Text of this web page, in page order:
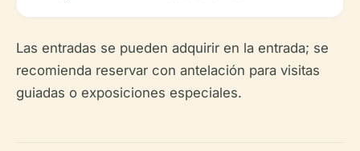
Las entradas se pueden adquirir en la entrada; se
recomienda reservar con antelación para visitas
guiadas o exposiciones especiales.